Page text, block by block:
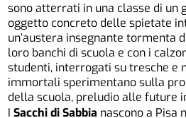
sono atterrati in una classe di un
oggetto concreto delle spietate
un’austera insegnante tormenta
loro banchi di scuola e con i
studenti, interrogati su tresche e
immortali sperimentano sulla
della scuola, preludio alle future
ISacchi di Sabbia nascono a Pisa